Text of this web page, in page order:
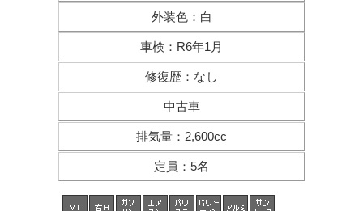
外装色： 白
車検 ： R6年1月
修復歴 ： なし
中古車
排気量 ： 2,600cc
定員 ： 5名